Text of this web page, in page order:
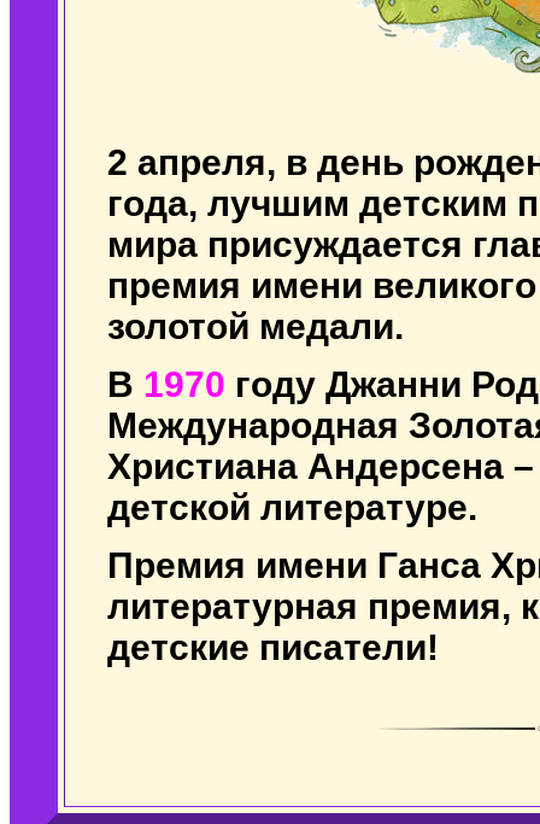
2 апреля, в день
года, лучшим детским
мира присуждается
премия имени
золотой медали.
В 1970 году Джанни
Международная
Христиана Андерсена
детской литературе.
Премия имени Ганса
литературная премия,
детские писатели!